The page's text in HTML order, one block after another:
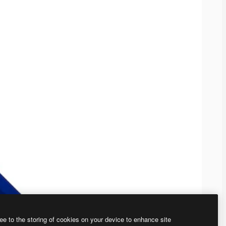
to the storing of cookies on your device to enhance site